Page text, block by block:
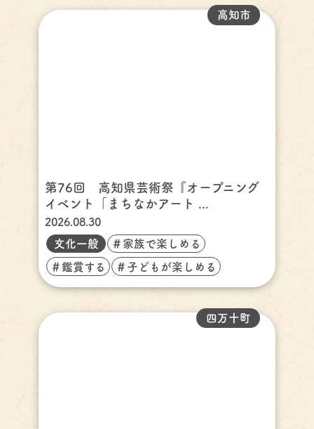
第76回 高知県芸術祭『オープニング
イベント「まちなかアート ...
高知市
2026.08.30
文化一般
＃家族で楽しめる
＃鑑賞する ＃子どもが楽しめる
四万十町